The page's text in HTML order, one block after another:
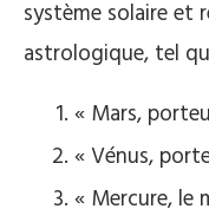
système solaire et
astrologique, tel
« Mars,
« Vénus,
« Mercure, le